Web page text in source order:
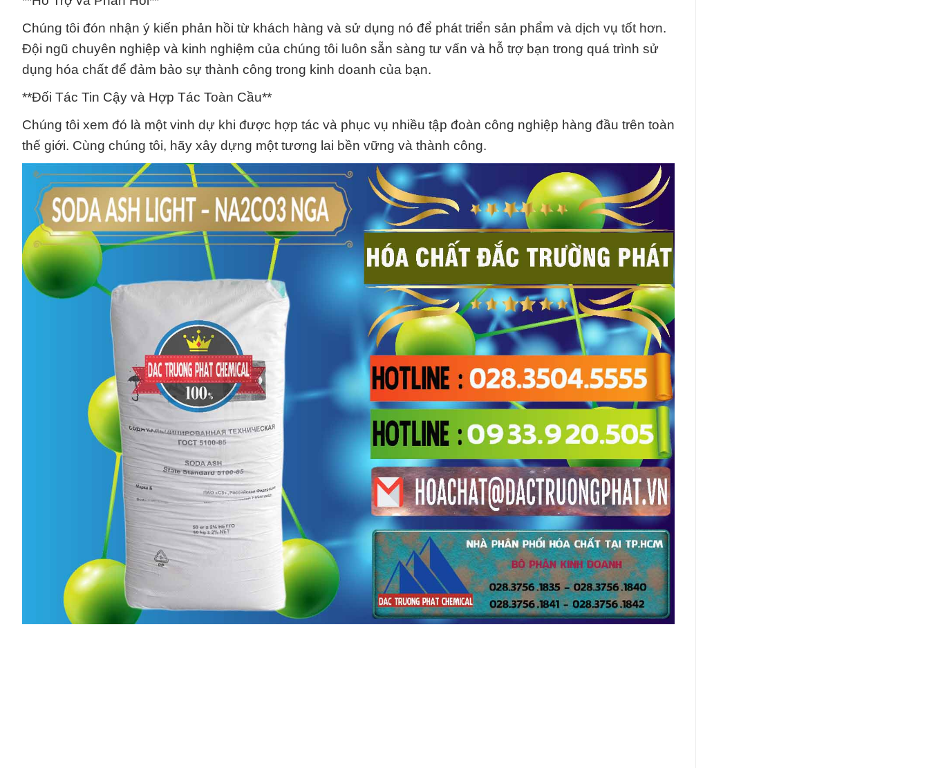
Chúng tôi đón nhận ý kiến phản hồi từ khách hàng và sử dụng nó để phát triển sản phẩm và dịch vụ tốt hơn.
Đội ngũ chuyên nghiệp và kinh nghiệm của chúng tôi luôn sẵn sàng tư vấn và hỗ trợ bạn trong quá trình sử
dụng hóa chất để đảm bảo sự thành công trong kinh doanh của bạn.
**Đối Tác Tin Cậy và Hợp Tác Toàn Cầu**
Chúng tôi xem đó là một vinh dự khi được hợp tác và phục vụ nhiều tập đoàn công nghiệp hàng đầu trên toàn
thế giới. Cùng chúng tôi, hãy xây dựng một tương lai bền vững và thành công.